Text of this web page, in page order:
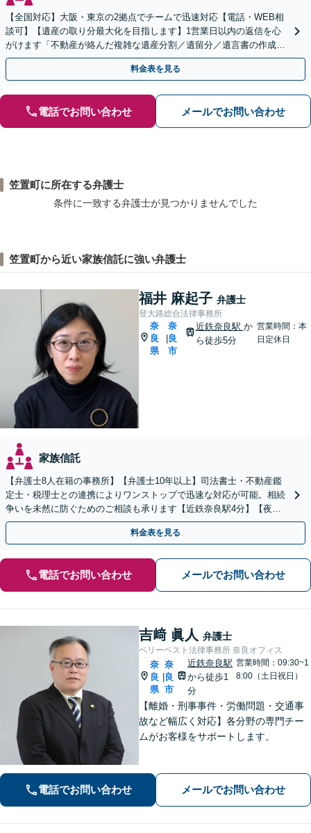
【全国対応】大阪・東京の2拠点でチームで迅速対応【電話・WEB相
談可】【遺産の取り分最大化を目指します】1営業日以内の返信を心
がけます「不動産が絡んだ複雑な遺産分割／遺留分／遺言書の作成・
執行／事業承継など、お任せください」【休日相談あり】
料金表を見る
電話でお問い合わせ メールでお問い合わせ
笠置町に所在する弁護士
条件に一致する弁護士が見つかりませんでした
笠置町から近い家族信託に強い弁護士
福井 麻起子 弁護士
登大路総合法律事務所
奈
良
県
奈
良
市
近鉄奈良駅 か
ら徒歩5分
営業時間：本
日定休日
家族信託
【弁護士8人在籍の事務所】【弁護士10年以上】司法書士・不動産鑑
定士・税理士との連携によりワンストップで迅速な対応が可能。相続
争いを未然に防ぐためのご相談も承ります【近鉄奈良駅4分】【夜
間・休日の相談可能】【オンライン相談可能】
料金表を見る
電話でお問い合わせ メールでお問い合わせ
吉﨑 眞人 弁護士
ベリーベスト法律事務所 奈良オフィス
奈
良
県
奈
良
市
近鉄奈良駅
から徒歩1
分
営業時間：09:30~1
8:00（土日祝日）
【離婚・刑事事件・労働問題・交通事
故など幅広く対応】各分野の専門チー
ムがお客様をサポートします。
電話でお問い合わせ メールでお問い合わせ